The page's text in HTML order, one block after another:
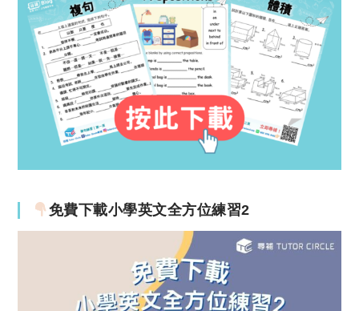
免費下載小學英文全方位練習2